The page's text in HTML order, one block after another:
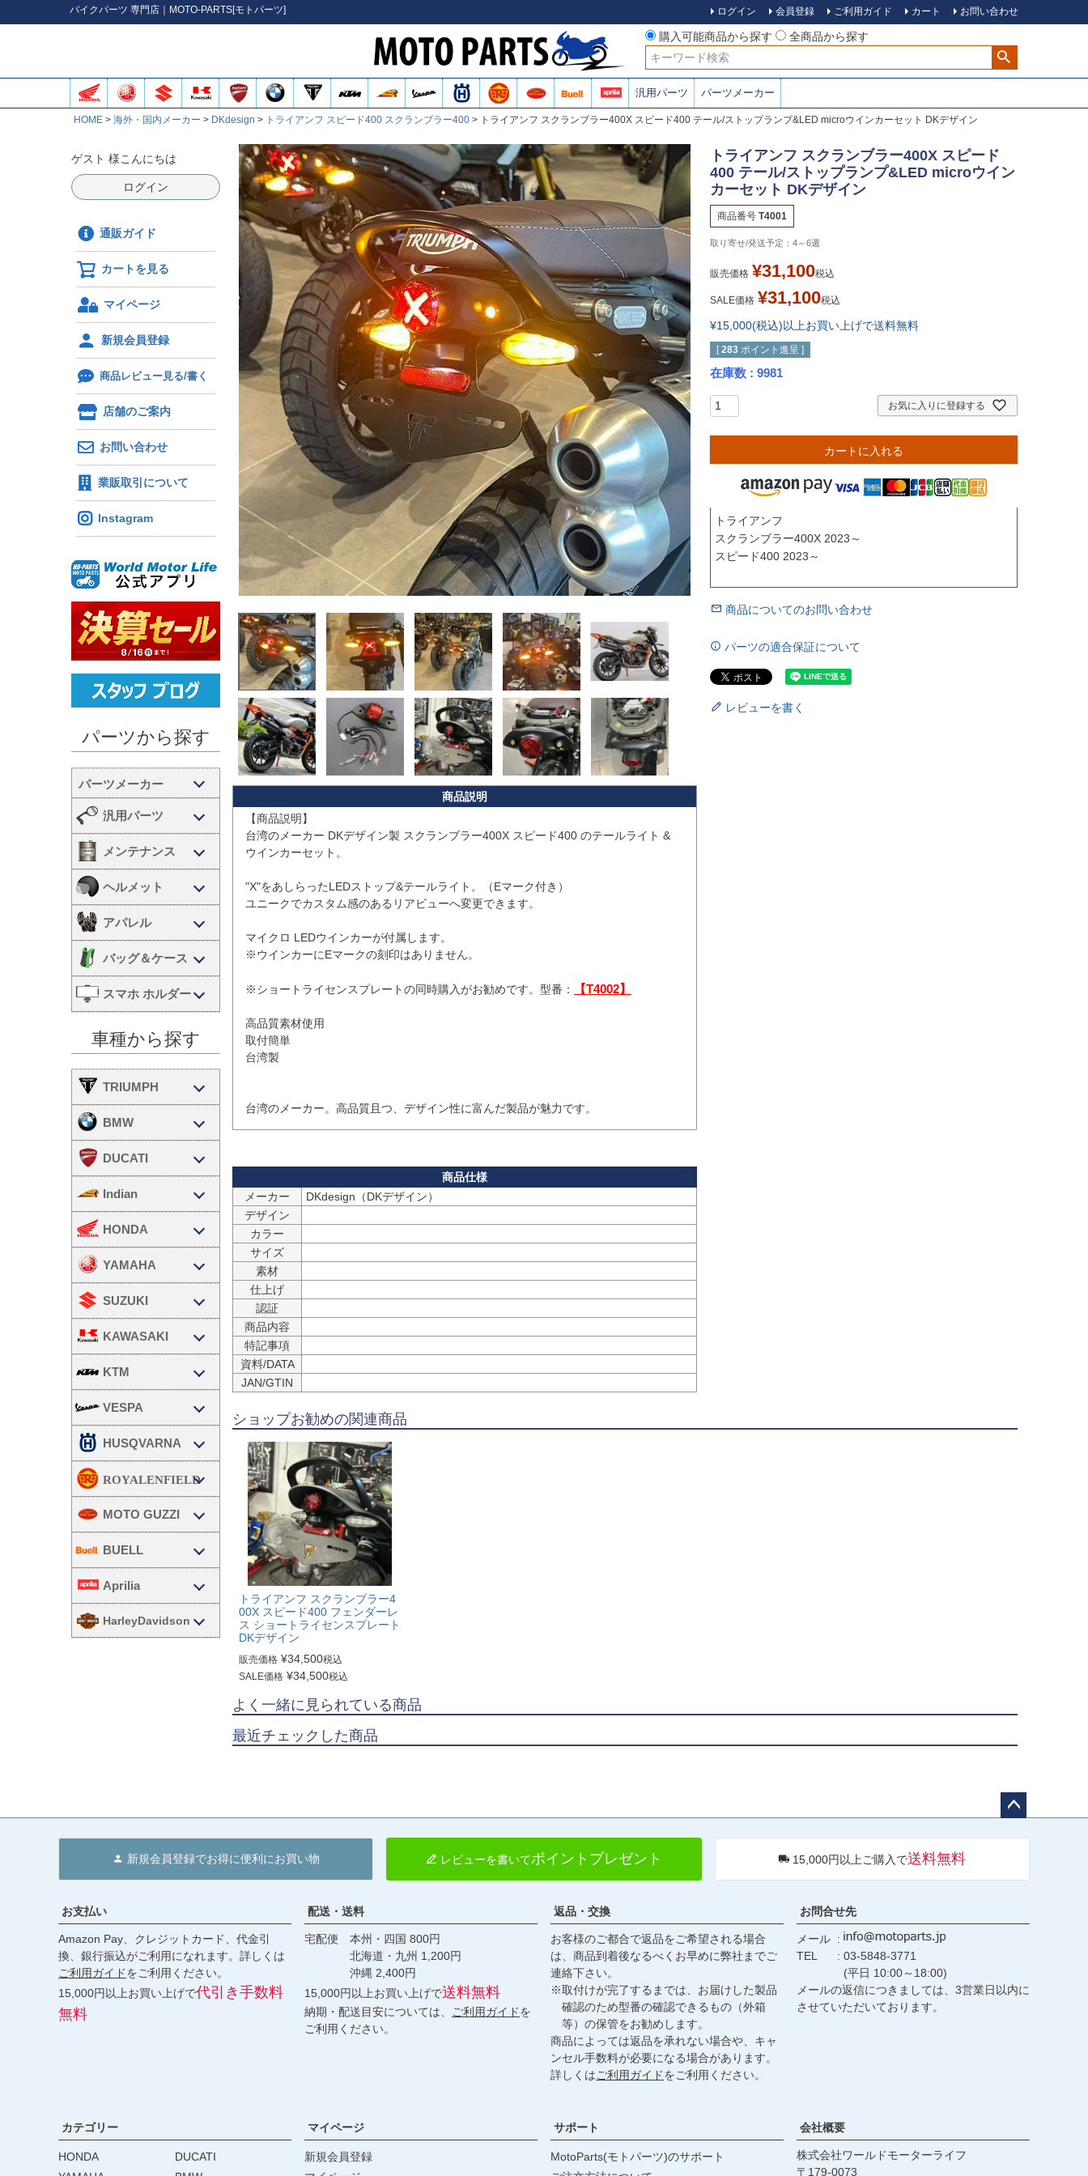
バイクパーツ 専門店｜MOTO-PARTS[モトパーツ] ログイン 会員登録 ご利用ガイド カート お問い合わせ
購入可能商品から探す
全商品から探す
検索
汎用パーツ パーツメーカー
HOME 海外・国内メーカー DKdesign トライアンフ スピード400 スクランブラー400 トライアンフ スクランブラー400X スピード400 テール/ストップランプ&LED microウインカーセット DKデザイン
ゲスト 様こんにちは
ログイン
通販ガイド
カートを見る
マイページ
新規会員登録
商品レビュー見る/書く
店舗のご案内
お問い合わせ
業販取引について
Instagram
パーツから探す
汎用パーツ
メンテナンス
ヘルメット
アパレル
バッグ＆ケース
スマホ ホルダー
車種から探す
TRIUMPH
BMW
DUCATI
Indian
HONDA
YAMAHA
SUZUKI
KAWASAKI
KTM
VESPA
HUSQVARNA
MOTO GUZZI
BUELL
Aprilia
HarleyDavidson
【商品説明】
台湾のメーカー DKデザイン製 スクランブラー400X スピード400 のテールライト &
ウインカーセット。
"X"をあしらったLEDストップ&テールライト。（Eマーク付き）
ユニークでカスタム感のあるリアビューへ変更できます。
マイクロ LEDウインカーが付属します。
※ウインカーにEマークの刻印はありません。
※ショートライセンスプレートの同時購入がお勧めです。型番： 【T4002】
高品質素材使用
取付簡単
台湾製
台湾のメーカー。高品質且つ、デザイン性に富んだ製品が魅力です。
メーカー
デザイン
カラー
サイズ
素材
仕上げ
認証
商品内容
特記事項
資料/DATA
JAN/GTIN
トライアンフ スクランブラー400X スピード
400 テール/ストップランプ&LED microウイン
カーセット DKデザイン
商品番号 T4001
4～6週
販売価格 ¥31,100税込
SALE価格 ¥31,100税込
¥15,000(税込)以上お買い上げで送料無料
[ 283 ポイント進呈 ]
在庫数 9981
お気に入りに登録する
カートに入れる
トライアンフ
スクランブラー400X 2023～
スピード400 2023～
商品についてのお問い合わせ
パーツの適合保証について
レビューを書く
ショップお勧めの関連商品
トライアンフ スクランブラー4
00X スピード400 フェンダーレ
ス ショートライセンスプレート
DKデザイン
販売価格 ¥34,500税込
SALE価格 ¥34,500税込
よく一緒に見られている商品
最近チェックした商品
へ
新規会員登録でお得に便利にお買い物 レビューを書いてポイントプレゼント 15,000円以上ご購入で送料無料
お支払い
Amazon Pay、クレジットカード、代金引
換、銀行振込がご利用になれます。詳しくは
ご利用ガイドをご利用ください。
15,000円以上お買い上げで代引き手数料
無料
配送・送料
宅配便 本州・四国 800円
北海道・九州 1,200円
沖縄 2,400円
15,000円以上お買い上げで送料無料
納期・配送目安については、 ご利用ガイドを
ご利用ください。
返品・交換
お客様のご都合で返品をご希望される場合
は、商品到着後なるべくお早めに弊社までご
連絡下さい。
※取付けが完了するまでは、お届けした製品
確認のため型番の確認できるもの（外箱
等）の保管をお勧めします。
商品によっては返品を承れない場合や、キャ
ンセル手数料が必要になる場合があります。
詳しくはご利用ガイドをご利用ください。
お問合せ先
メール
TEL
03-5848-3771
(平日 10:00～18:00)
メールの返信につきましては、3営業日以内に
させていただいております。
カテゴリー
HONDA
DUCATI
マイページ
新規会員登録
サポート
MotoParts(モトパーツ)のサポート
会社概要
株式会社ワールドモーターライフ
179-0073